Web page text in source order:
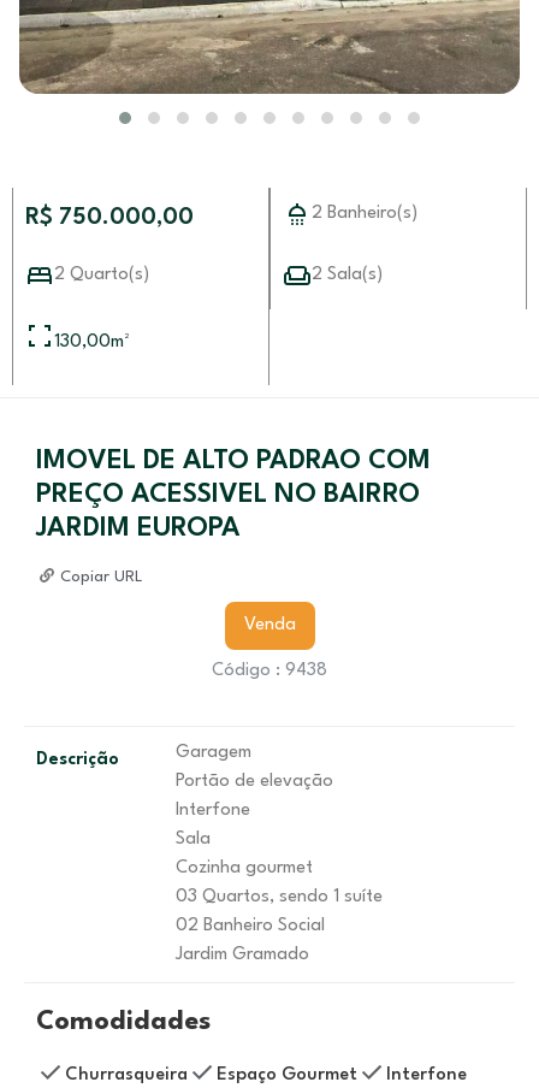
R$ 750.000,00 2 Banheiro(s)
2 Quarto(s) 2 Sala(s)
130,00m²
IMOVEL DE ALTO PADRAO COM
PREÇO ACESSIVEL NO BAIRRO
JARDIM EUROPA
Copiar URL
Venda
Código : 9438
Descrição
Garagem
Portão de elevação
Interfone
Sala
Cozinha gourmet
03 Quartos, sendo 1 suíte
02 Banheiro Social
Jardim Gramado
Comodidades
Churrasqueira Espaço Gourmet
Interfone